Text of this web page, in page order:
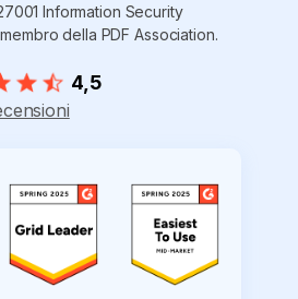
Information Security
della PDF Association.
4,5